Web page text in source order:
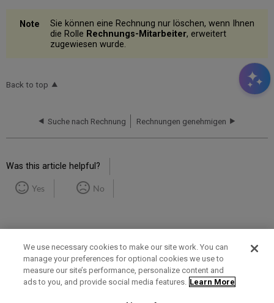
Sie können eine Rechnung nur löschen, wenn Ihnen
die Rolle Rechnungs-Mitarbeiter, erweitert
zugewiesen wurde.
Back to top
Suche nach Rechnung Rechnungen genehmigen
Was this article helpful?
Yes No
Term of Use Privacy Policy Contact Us
We use necessary cookies to make our site work. You can
manage your preferences for optional cookies we use to
measure our site’s performance, personalize content and
ads to you, and provide social media features. Learn More